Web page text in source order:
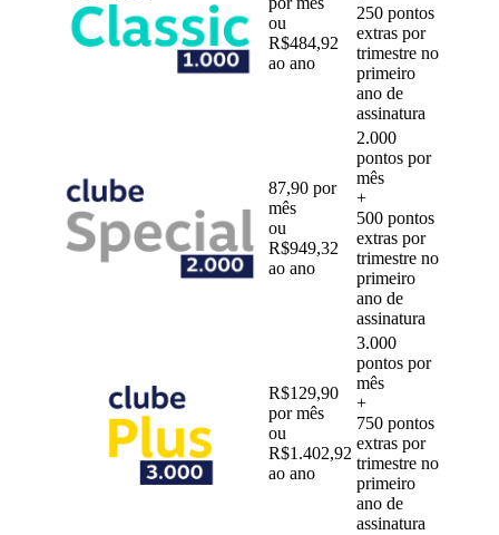
ou
R$484,92
ao ano
250 pontos
extras por
trimestre no
primeiro
ano de
assinatura
87,90 por
mês
ou
R$949,32
ao ano
2.000
pontos por
mês
+
500 pontos
extras por
trimestre no
primeiro
ano de
assinatura
R$129,90
por mês
ou
R$1.402,92
ao ano
3.000
pontos por
mês
+
750 pontos
extras por
trimestre no
primeiro
ano de
assinatura